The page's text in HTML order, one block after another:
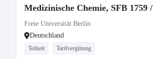
Medizinische Chemie, SFB 1759 /
Medicinal Chemistry, SFB 1759
Freie Universität Berlin
Deutschland
Teilzeit Tarifvergütung